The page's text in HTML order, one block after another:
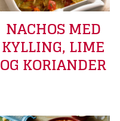
NACHOS MED
KYLLING, LIME
OG KORIANDER